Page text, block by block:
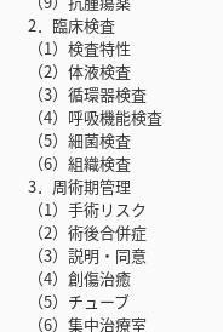
2．臨床検査
（1）検査特性
（2）体液検査
（3）循環器検査
（4）呼吸機能検査
（5）細菌検査
（6）組織検査
3．周術期管理
（1）手術リスク
（2）術後合併症
（3）説明・同意
（4）創傷治癒
（5）チューブ
（6）集中治療室